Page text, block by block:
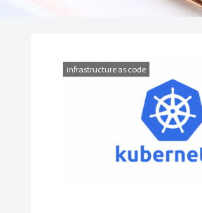
infrastructure as code